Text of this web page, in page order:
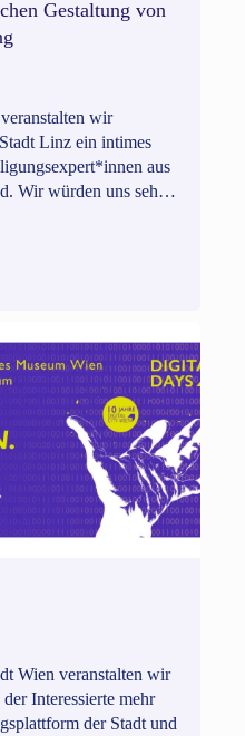
Gestaltung von
wir
Linz ein intimes
aus
Wir würden uns sehr
Wien veranstalten wir
Interessierte mehr
der Stadt und